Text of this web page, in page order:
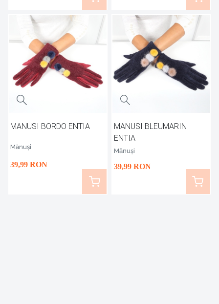
MANUSI BORDO ENTIA
Mănuși
39,99 RON
MANUSI BLEUMARIN
ENTIA
Mănuși
39,99 RON